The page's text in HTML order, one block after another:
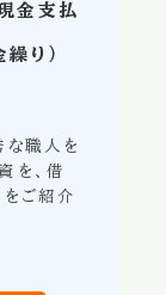
金支払
り）
職人を
を、借
ご紹介